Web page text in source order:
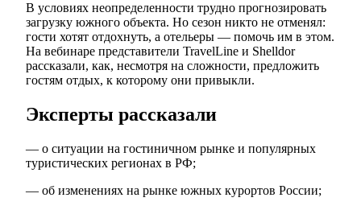
В условиях неопределенности трудно прогнозировать
загрузку южного объекта. Но сезон никто не отменял:
гости хотят отдохнуть, а отельеры — помочь им в этом.
На вебинаре представители TravelLine и Shelldor
рассказали, как, несмотря на сложности, предложить
гостям отдых, к которому они привыкли.
Эксперты рассказали
— о ситуации на гостиничном рынке и популярных
туристических регионах в РФ;
— об изменениях на рынке южных курортов России;